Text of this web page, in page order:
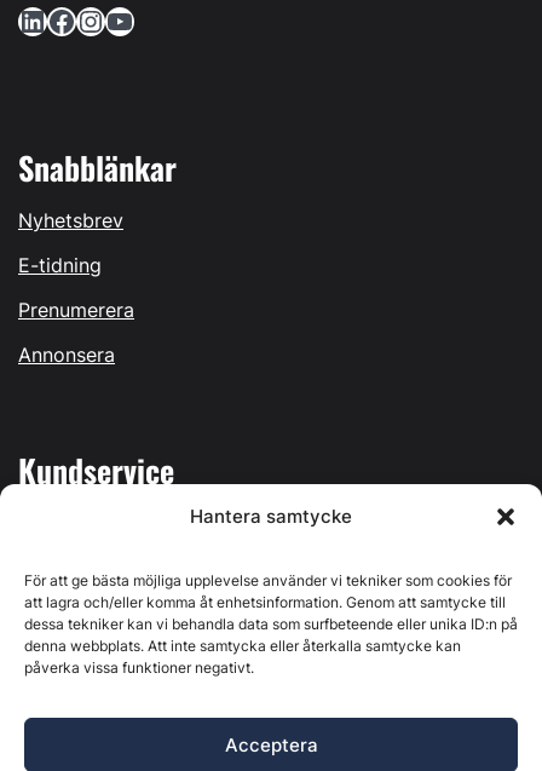
Hantera samtycke
För att ge bästa möjliga upplevelse använder vi tekniker som cookies för
att lagra och/eller komma åt enhetsinformation. Genom att samtycke till
dessa tekniker kan vi behandla data som surfbeteende eller unika ID:n på
denna webbplats. Att inte samtycka eller återkalla samtycke kan
påverka vissa funktioner negativt.
Acceptera
LinkedIn Facebook InstagramYouTube
Snabblänkar
Nyhetsbrev
E-tidning
Prenumerera
Annonsera
Kundservice
Kontakta oss
Östernäsvägen 1, 827 32 Ljusdal, org.nr: 556625-6425 -
Ansvarig utgivare: Henrik Ekberg. Innehållet på denna